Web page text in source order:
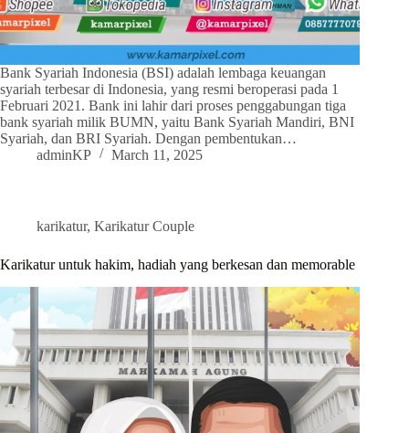
Bank Syariah Indonesia (BSI) adalah lembaga keuangan
syariah terbesar di Indonesia, yang resmi beroperasi pada 1
Februari 2021. Bank ini lahir dari proses penggabungan tiga
bank syariah milik BUMN, yaitu Bank Syariah Mandiri, BNI
Syariah, dan BRI Syariah. Dengan pembentukan…
adminKP
March 11, 2025
karikatur, Karikatur Couple
Karikatur untuk hakim, hadiah yang berkesan dan memorable